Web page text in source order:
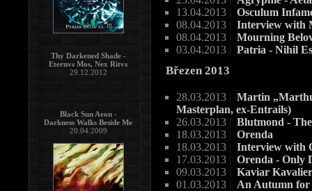
13.04.2013 | Osculum
08.04.2013 | Interview with
08.04.2013 | Mourning
03.04.2013 | Patria - Nihil
Březen 2013
28.03.2013 | Martin
Masterplan, ex-Entrails)
26.03.2013 | Blutmond -
18.03.2013 | Orenda
18.03.2013 | Interview with
17.03.2013 | Orenda - Only
09.03.2013 | Kaviar
01.03.2013 | An Autumn
Thy Darkened Shade -
Eternvs Mos, Nex Ritvs
29.12.2012
Black Sun Aeon -
Darkness Walks Beside Me
20.04.2009